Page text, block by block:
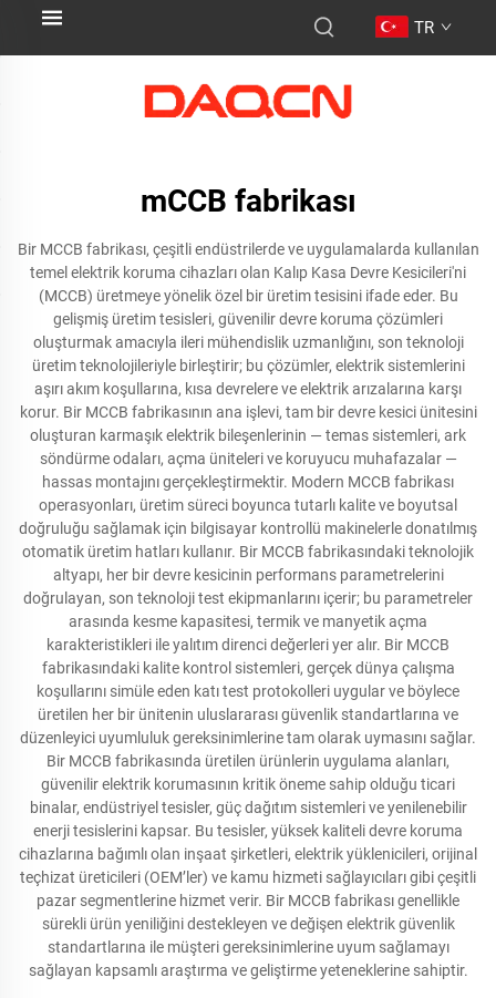
TR
mCCB fabrikası
Bir MCCB fabrikası, çeşitli endüstrilerde ve uygulamalarda kullanılan
temel elektrik koruma cihazları olan Kalıp Kasa Devre Kesicileri'ni
(MCCB) üretmeye yönelik özel bir üretim tesisini ifade eder. Bu
gelişmiş üretim tesisleri, güvenilir devre koruma çözümleri
oluşturmak amacıyla ileri mühendislik uzmanlığını, son teknoloji
üretim teknolojileriyle birleştirir; bu çözümler, elektrik sistemlerini
aşırı akım koşullarına, kısa devrelere ve elektrik arızalarına karşı
korur. Bir MCCB fabrikasının ana işlevi, tam bir devre kesici ünitesini
oluşturan karmaşık elektrik bileşenlerinin — temas sistemleri, ark
söndürme odaları, açma üniteleri ve koruyucu muhafazalar —
hassas montajını gerçekleştirmektir. Modern MCCB fabrikası
operasyonları, üretim süreci boyunca tutarlı kalite ve boyutsal
doğruluğu sağlamak için bilgisayar kontrollü makinelerle donatılmış
otomatik üretim hatları kullanır. Bir MCCB fabrikasındaki teknolojik
altyapı, her bir devre kesicinin performans parametrelerini
doğrulayan, son teknoloji test ekipmanlarını içerir; bu parametreler
arasında kesme kapasitesi, termik ve manyetik açma
karakteristikleri ile yalıtım direnci değerleri yer alır. Bir MCCB
fabrikasındaki kalite kontrol sistemleri, gerçek dünya çalışma
koşullarını simüle eden katı test protokolleri uygular ve böylece
üretilen her bir ünitenin uluslararası güvenlik standartlarına ve
düzenleyici uyumluluk gereksinimlerine tam olarak uymasını sağlar.
Bir MCCB fabrikasında üretilen ürünlerin uygulama alanları,
güvenilir elektrik korumasının kritik öneme sahip olduğu ticari
binalar, endüstriyel tesisler, güç dağıtım sistemleri ve yenilenebilir
enerji tesislerini kapsar. Bu tesisler, yüksek kaliteli devre koruma
cihazlarına bağımlı olan inşaat şirketleri, elektrik yüklenicileri, orijinal
teçhizat üreticileri (OEM’ler) ve kamu hizmeti sağlayıcıları gibi çeşitli
pazar segmentlerine hizmet verir. Bir MCCB fabrikası genellikle
sürekli ürün yeniliğini destekleyen ve değişen elektrik güvenlik
standartlarına ile müşteri gereksinimlerine uyum sağlamayı
sağlayan kapsamlı araştırma ve geliştirme yeteneklerine sahiptir.